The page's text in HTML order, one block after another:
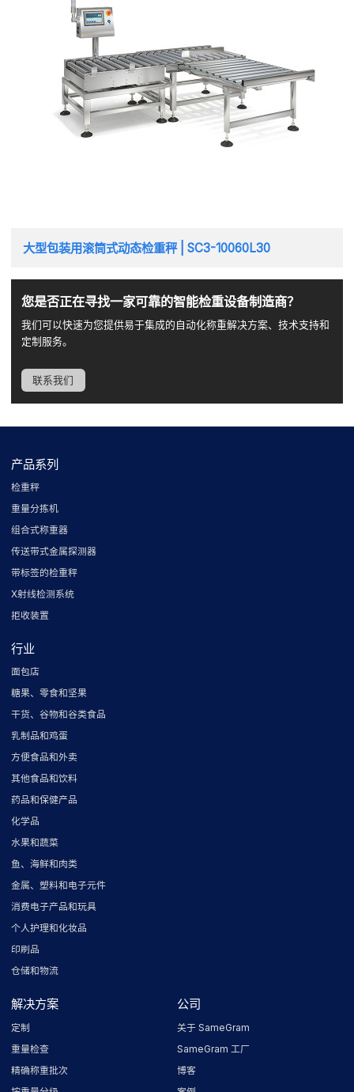
大型包装用滚筒式动态检重秤 | SC3-10060L30
您是否正在寻找一家可靠的智能检重设备制造商？
我们可以快速为您提供易于集成的自动化称重解决方案、技术支持和
定制服务。
联系我们
产品系列
检重秤
重量分拣机
组合式称重器
传送带式金属探测器
带标签的检重秤
X射线检测系统
拒收装置
行业
面包店
糖果、零食和坚果
干货、谷物和谷类食品
乳制品和鸡蛋
方便食品和外卖
其他食品和饮料
药品和保健产品
化学品
水果和蔬菜
鱼、海鲜和肉类
金属、塑料和电子元件
消费电子产品和玩具
个人护理和化妆品
印刷品
仓储和物流
解决方案
定制
重量检查
精确称重批次
公司
关于 SameGram
SameGram 工厂
博客